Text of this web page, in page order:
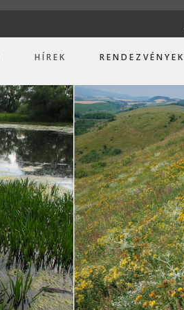
HÍREK RENDEZVÉNYEK